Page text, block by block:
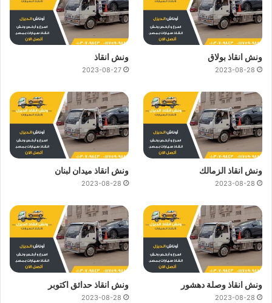
ونش انقاذ بولاق
2023-08-28
ونش انقاذ
2023-08-27
ونش انقاذ الزمالك
2023-08-28
ونش انقاذ ميدان لبنان
2023-08-28
ونش انقاذ وصلة دهشور
2023-08-28
ونش انقاذ حدائق اكتوبر
2023-08-28